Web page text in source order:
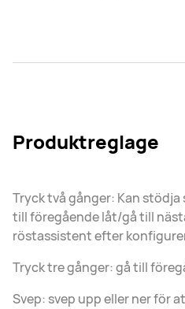
Produktreglage
Tryck två gånger: Kan
till föregående låt/gå till
röstassistent efter
Tryck tre gånger: gå till
Svep: svep upp eller ner för